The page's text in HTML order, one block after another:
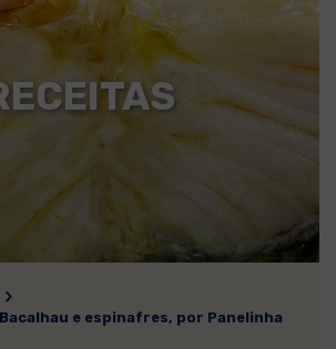
e espinafres, por Panelinha